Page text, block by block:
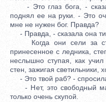
- Это глаз бога, -
поднял ее на руки. - Это
мне не нужен бог. Правда?
- Правда, - сказала она
Когда они сели за
принесенное с ледника,
неслышно ступая, как
стен, зажигая светильники,
- Это твой раб? -
- Нет, это свободный
только очень скупой.